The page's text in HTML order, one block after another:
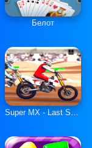
Белот
Super MX - Last Season